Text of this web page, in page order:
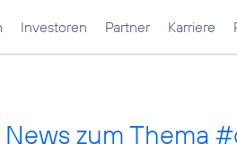
Investoren Partner Karriere
zum Thema